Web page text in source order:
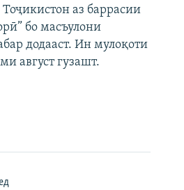
аз баррасии
бо масъулони
додааст. Ин мулоқоти
август гузашт.